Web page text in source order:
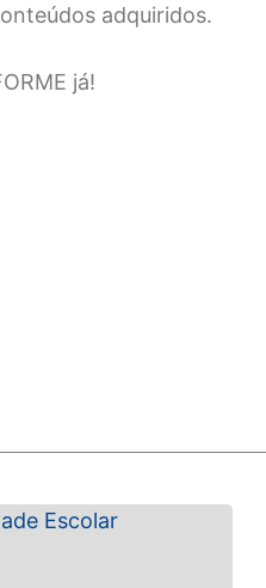
adquiridos.
já!